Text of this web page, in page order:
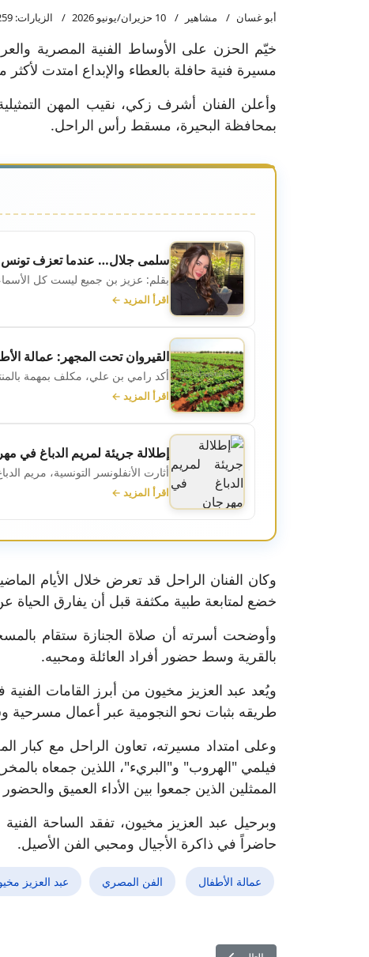
أبو غسان مشاهير 10 حزيران/يونيو 2026 الزيارات: 259
خيّم الحزن على الأوساط الفنية المصرية
مسيرة فنية حافلة بالعطاء والإبداع امتدت
وأعلن الفنان أشرف زكي، نقيب المهن
بمحافظة البحيرة، مسقط رأس الراحل.
سلمى جلال… عندما تعزف
بقلم: عزيز بن جميع ليست كل
اقرأ المزيد ←
القيروان تحت المجهر: عمالة الأطفال
أكد رامي بن علي، مكلف بمهمة
اقرأ المزيد ←
إطلالة جريئة لمريم الدباغ في
أثارت الأنفلونسر التونسية، مريم
اقرأ المزيد ←
وكان الفنان الراحل قد تعرض خلال الأيام
خضع لمتابعة طبية مكثفة قبل أن يفارق الحياة عن عمر ناهز 83 عاماً، بعد أيام قليلة من
وأوضحت أسرته أن صلاة الجنازة ستقام
بالقرية وسط حضور أفراد العائلة ومحبيه.
طريقه بثبات نحو النجومية عبر أعمال مسرحية
وعلى امتداد مسيرته، تعاون الراحل مع كبار
فيلمي "الهروب" و"البريء"، اللذين جمعاه
الممثلين الذين جمعوا بين الأداء العميق والحضور
وبرحيل عبد العزيز مخيون، تفقد الساحة الفنية
حاضراً في ذاكرة الأجيال ومحبي الفن الأصيل.
عمالة الأطفال الفن المصري عبد العزيز